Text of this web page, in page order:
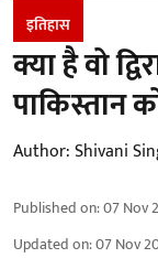
इतिहास
क्या है वो
पाकिस्तान
Author:Shivani
Published on:07 Nov
Updated on:07 Nov